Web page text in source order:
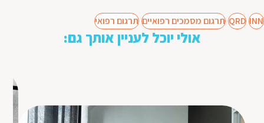
INN
QRD תרגום מסמכים רפואיים תרגום רפואי
אולי יוכל לעניין אותך גם: